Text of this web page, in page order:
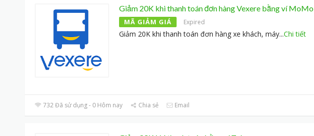
Giảm 20K khi thanh toán đơn hàng Vexere bằng ví MoMo
MÃ GIẢM GIÁ Expired
Giảm 20K khi thanh toán đơn hàng xe khách, máy...Chi tiết
732 Đã sử dụng - 0 Hôm nay Chia sẻ Email